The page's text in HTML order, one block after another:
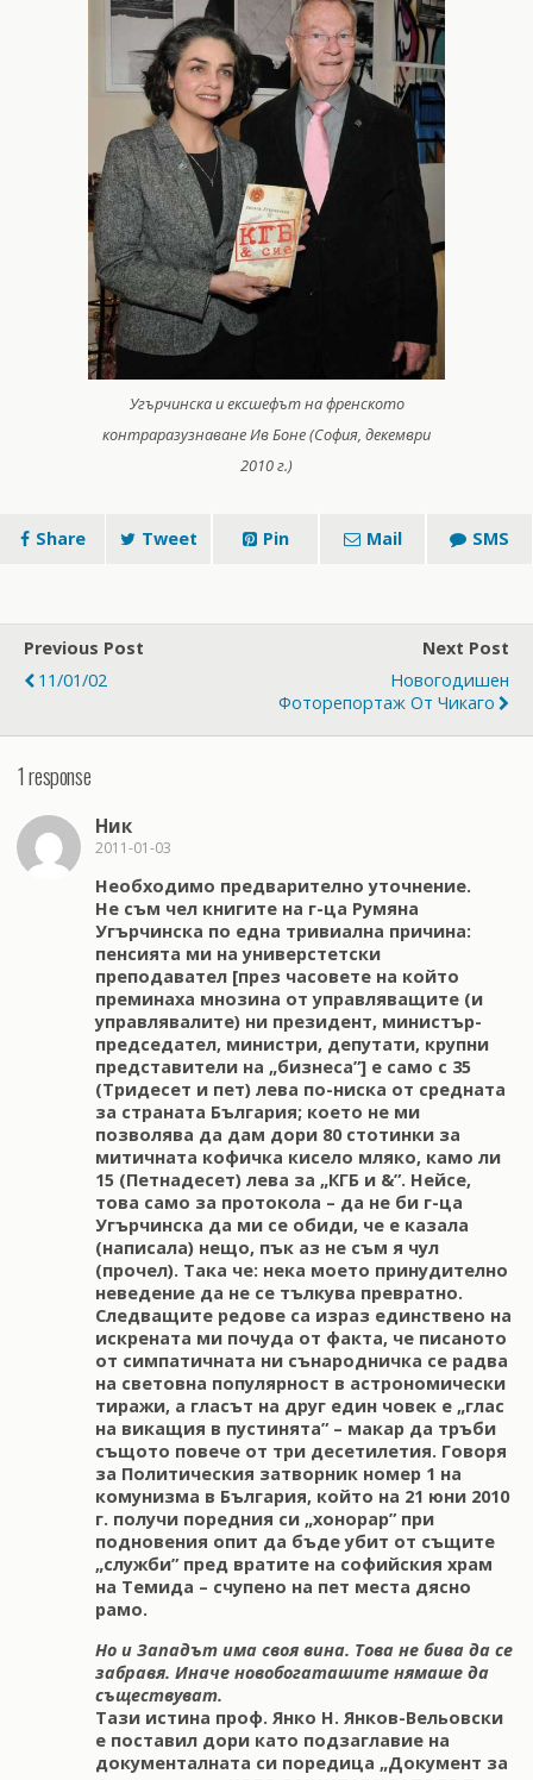
Угърчинска и ексшефът на френското
контраразузнаване Ив Боне (София, декември
2010 г.)
Share Tweet Pin Mail SMS
Previous Post
11/01/02
Next Post
Новогодишен
Фоторепортаж От Чикаго
1 response
Ник
2011-01-03
Необходимо предварително уточнение.
Не съм чел книгите на г-ца Румяна
Угърчинска по една тривиална причина:
пенсията ми на универстетски
преподавател [през часовете на който
преминаха мнозина от управляващите (и
управлявалите) ни президент, министър-
председател, министри, депутати, крупни
представители на „бизнеса”] е само с 35
(Тридесет и пет) лева по-ниска от средната
за страната България; което не ми
позволява да дам дори 80 стотинки за
митичната кофичка кисело мляко, камо ли
15 (Петнадесет) лева за „КГБ и &”. Нейсе,
това само за протокола – да не би г-ца
Угърчинска да ми се обиди, че е казала
(написала) нещо, пък аз не съм я чул
(прочел). Така че: нека моето принудително
неведение да не се тълкува превратно.
Следващите редове са израз единствено на
искрената ми почуда от факта, че писаното
от симпатичната ни сънародничка се радва
на световна популярност в астрономически
тиражи, а гласът на друг един човек е „глас
на викащия в пустинята” – макар да тръби
същото повече от три десетилетия. Говоря
за Политическия затворник номер 1 на
комунизма в България, който на 21 юни 2010
г. получи поредния си „хонорар” при
подновения опит да бъде убит от същите
„служби” пред вратите на софийския храм
на Темида – счупено на пет места дясно
рамо.
Но и Западът има своя вина. Това не бива да се
забравя. Иначе новобогаташите нямаше да
съществуват.
Тази истина проф. Янко Н. Янков-Вельовски
е поставил дори като подзаглавие на
документалната си поредица „Документ за